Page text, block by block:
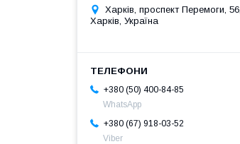
Харків, проспект Перемоги, 56,
Харків, Україна
+380 (50) 400-84-85
WhatsApp
+380 (67) 918-03-52
Viber